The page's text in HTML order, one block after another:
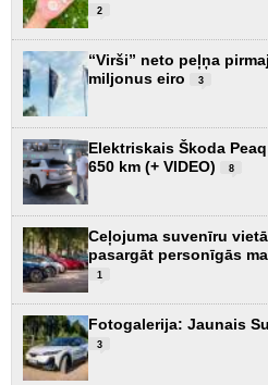
2
“Virši” neto peļņa
miljonus eiro
3
Elektriskais Škoda
650 km (+ VIDEO)
8
Ceļojuma suvenīru
pasargāt personīgās
1
Fotogalerija: Jaunais
3